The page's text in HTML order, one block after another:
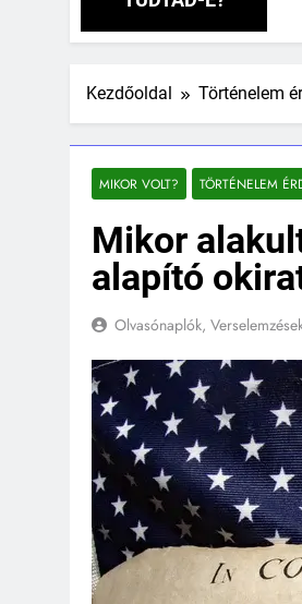
Kezdőoldal Történelem
MIKOR VOLT? TÖRTÉNELEM
Mikor
alapító
Olvasónaplók,